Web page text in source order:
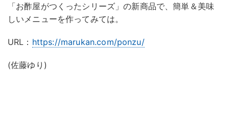
「お酢屋がつくったシリーズ」の新商品で、簡単＆美味
しいメニューを作ってみては。
URL： https://marukan.com/ponzu/
(佐藤ゆり)